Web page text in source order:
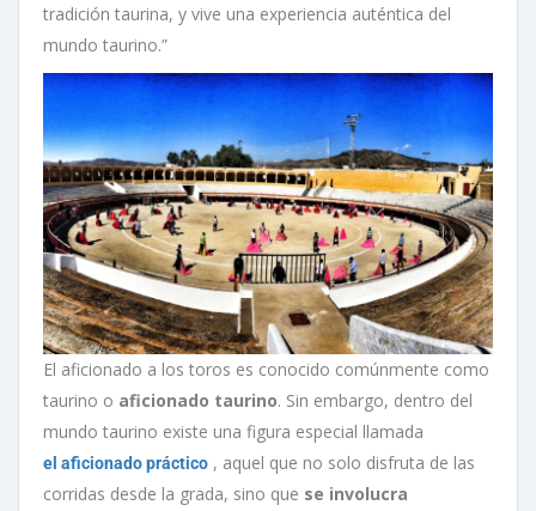
tradición taurina, y vive una experiencia auténtica del
mundo taurino.”
El aficionado a los toros es conocido comúnmente como
taurino o aficionado taurino. Sin embargo, dentro del
mundo taurino existe una figura especial llamada
el aficionado práctico , aquel que no solo disfruta de las
corridas desde la grada, sino que se involucra